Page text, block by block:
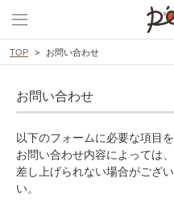
TOP お問い合わせ
お問い合わせ
以下のフォームに必要な項目
お問い合わせ内容によっては
差し上げられない場合がござ
い。